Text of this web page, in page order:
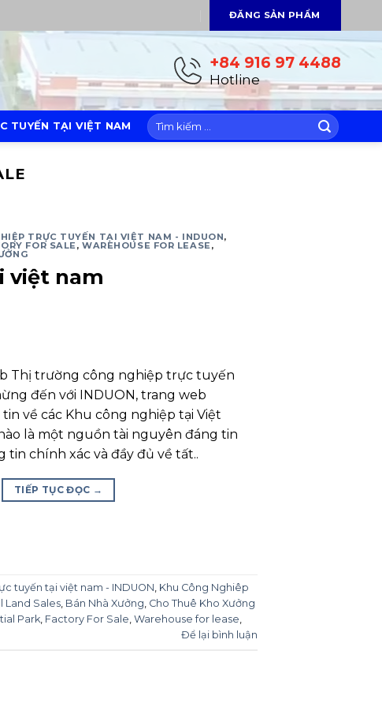
ĐĂNG SẢN PHẨM
+84 916 97 4488
Hotline
TUYẾN TẠI VIỆT NAM
TRỰC TUYẾN TẠI VIỆT NAM - INDUON,
FOR SALE ,WAREHOUSE FOR LEASE ,
việt nam
Thị trường công nghiệp trực tuyến
đến với INDUON, trang web
về các Khu công nghiệp tại Việt
là một nguồn tài nguyên đáng tin
tin chính xác và đầy đủ về tất..
TIẾP TỤC ĐỌC →
tuyến tại việt nam - INDUON, Khu Công Nghiêp
Land Sales, Bán Nhà Xưởng, Cho Thuê Kho Xưởng
Park, Factory For Sale, Warehouse for lease,
Để lại bình luận